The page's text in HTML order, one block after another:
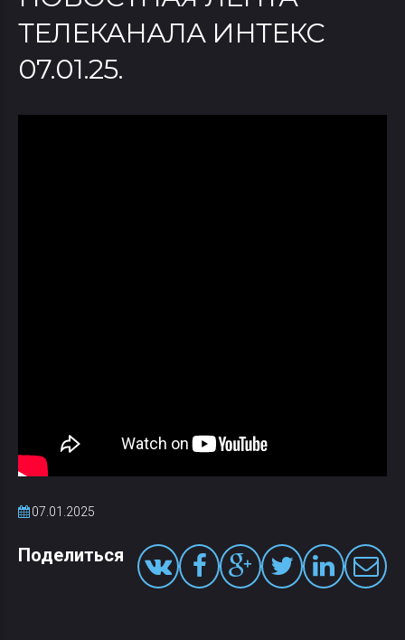
ТЕЛЕКАНАЛА ИНТЕКС
07.01.25.
07.01.2025
Поделиться